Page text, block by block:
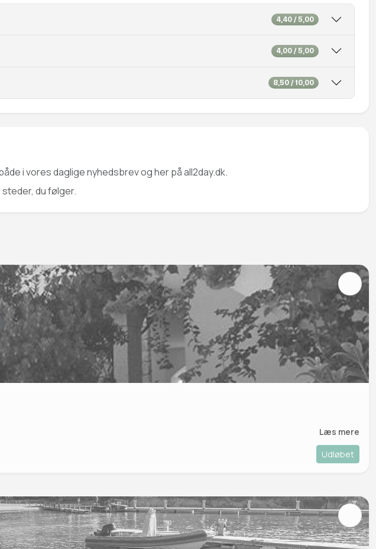
4,40 / 5,00
4,00 / 5,00
8,50 / 10,00
i vores daglige nyhedsbrev og her på all2day.dk.
du følger.
Læs mere
Udløbet